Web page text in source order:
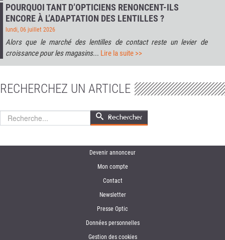
POURQUOI TANT D’OPTICIENS RENONCENT-ILS
ENCORE À L’ADAPTATION DES LENTILLES ?
lundi, 06 juillet 2026
Alors que le marché des lentilles de contact reste un levier de
croissance pour les magasins... Lire la suite >>
RECHERCHEZ UN ARTICLE
Rechercher Rechercher
Devenir annonceur
Mon compte
Contact
Newsletter
Presse Optic
Données personnelles
Gestion des cookies